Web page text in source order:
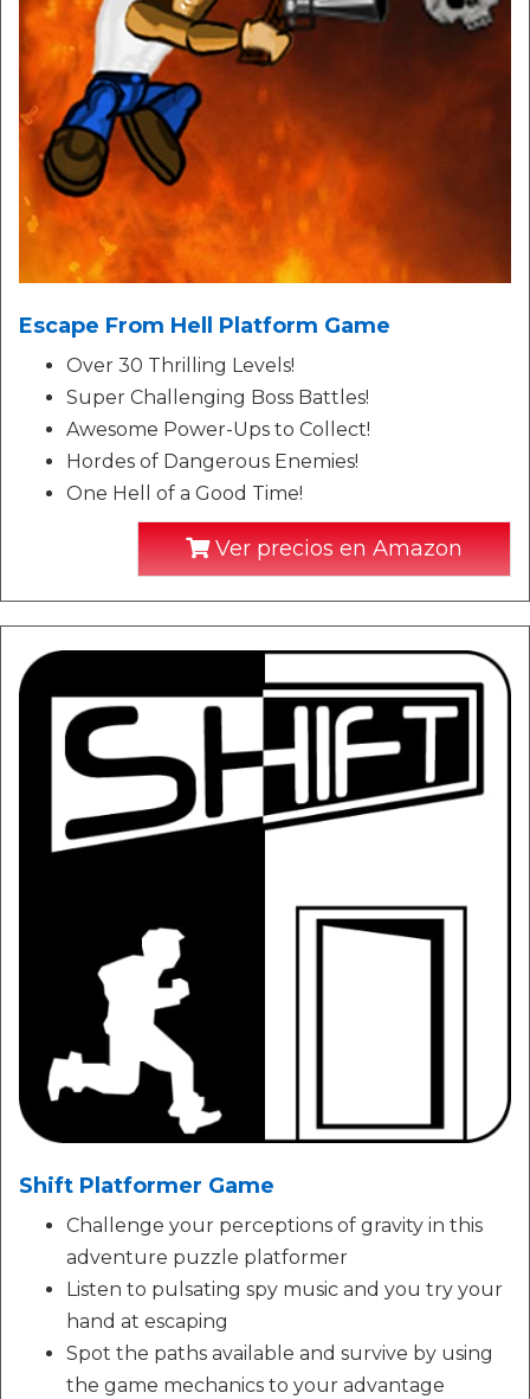
Escape From Hell Platform Game
Over 30 Thrilling Levels!
Super Challenging Boss Battles!
Awesome Power-Ups to Collect!
Hordes of Dangerous Enemies!
One Hell of a Good Time!
Ver precios en Amazon
Shift Platformer Game
Challenge your perceptions of gravity in this
adventure puzzle platformer
Listen to pulsating spy music and you try your
hand at escaping
Spot the paths available and survive by using
the game mechanics to your advantage